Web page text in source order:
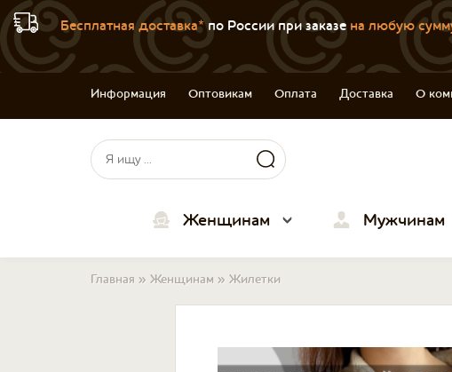
Бесплатная доставка*по России при заказе на любую
Информация Оптовикам Оплата Доставка О
Форма поиска
Поиск
Женщинам Мужчинам
Вы здесь
Главная » Женщинам » Жилетки